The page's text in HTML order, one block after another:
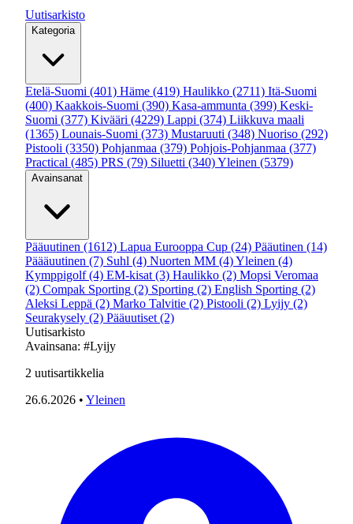
Uutisarkisto
Kategoria
Etelä-Suomi (401) Häme (419) Haulikko (2711) Itä-Suomi
(400) Kaakkois-Suomi (390) Kasa-ammunta (399) Keski-
Suomi (377) Kivääri (4229) Lappi (374) Liikkuva maali
(1365) Lounais-Suomi (373) Mustaruuti (348) Nuoriso (292)
Pistooli (3350) Pohjanmaa (379) Pohjois-Pohjanmaa (377)
Practical (485) PRS (79) Siluetti (340)Yleinen (5379)
Avainsanat
Pääuutinen (1612) Lapua Eurooppa Cup (24) Pääutinen (14)
Päääuutinen (7) Suhl (4) Nuorten MM (4)Yleinen (4)
Kymppigolf (4) EM-kisat (3) Haulikko (2) Mopsi Veromaa
(2) Compak Sporting (2) Sporting (2) English Sporting (2)
Aleksi Leppä (2) Marko Talvitie (2) Pistooli (2) Lyijy (2)
Seurakysely (2) Pääuutiset (2)
Uutisarkisto
Avainsana: #Lyijy
2 uutisartikkelia
26.6.2026 • Yleinen